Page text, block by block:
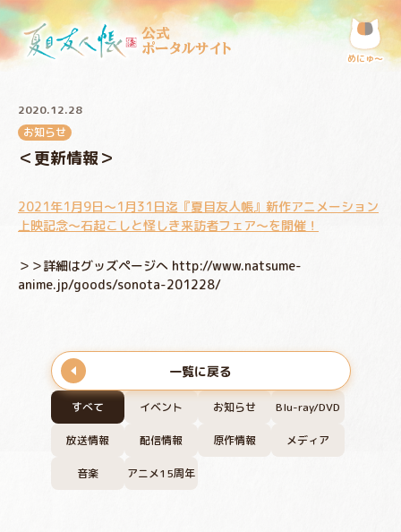
公式
ポータルサイト
めにゅ〜
すべて イベント お知らせ Blu-ray/DVD
放送情報 配信情報 原作情報 メディア
音楽 アニメ15周年
2020.12.28
お知らせ
＜更新情報＞
2021年1月9日～1月31日迄『夏目友人帳』新作アニメーション
上映記念～石起こしと怪しき来訪者フェア～を開催！
＞＞詳細はグッズページへ http://www.natsume-
anime.jp/goods/sonota-201228/
一覧に戻る